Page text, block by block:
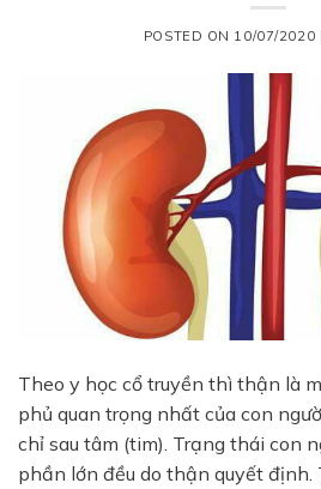
POSTED ON 10/07/2020
Theo y học cổ truyền thì thận là
phủ quan trọng nhất của con
chỉ sau tâm (tim). Trạng thái con
phần lớn đều do thận quyết định.